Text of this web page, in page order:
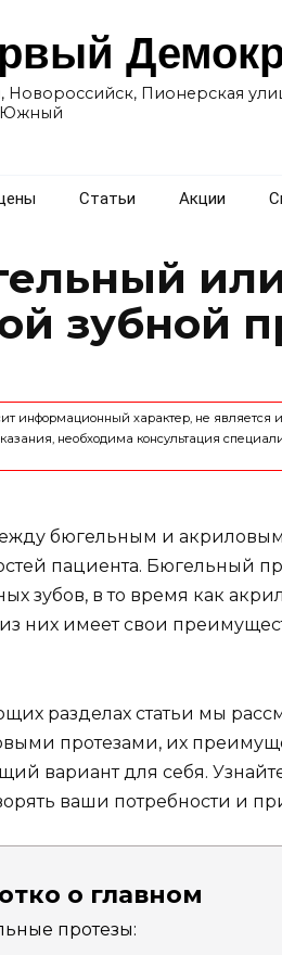
Новороссийск, Пионерская
Южный
Статьи Акции
зубной
информационный характер, не
необходима консультация
бюгельным и
пациента. Бюгельный
зубов, в то время как
них имеет свои
разделах статьи мы
протезами, их
вариант для себя.
ваши потребности и
о главном
протезы: